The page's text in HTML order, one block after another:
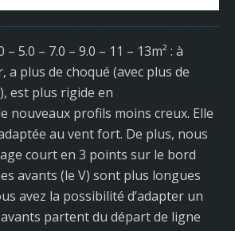
– 5.0 – 7.0 – 9.0 – 11 – 13m² : à
a plus de choqué (avec plus de
est plus rigide en
nouveaux profils moins creux. Elle
au vent fort. De plus, nous
court en 3 points sur le bord
avants (le V) sont plus longues
avez la possibilité d’adapter un
partent du départ de ligne